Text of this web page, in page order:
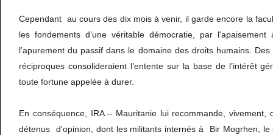
Cependant au cours des dix mois à venir, il garde encore la
les fondements d’une véritable démocratie, par
l’apurement du passif dans le domaine des droits humains.
réciproques consolideraient l’entente sur la base de l’intérêt
toute fortune appelée à durer.
En conséquence, IRA – Mauritanie lui recommande, vivement,
détenus d'opinion, dont les militants internés à Bir Mogrhen, le